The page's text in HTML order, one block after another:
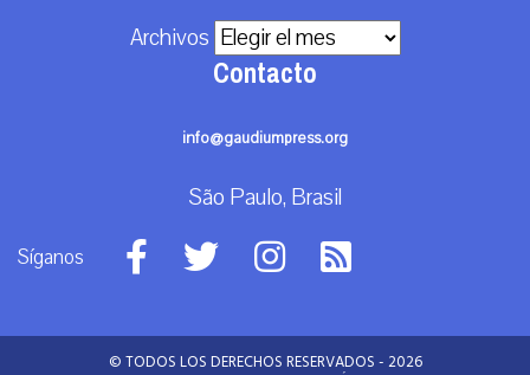
Archivos
Contacto
info@gaudiumpress.org
São Paulo, Brasil
Síganos
© TODOS LOS DERECHOS RESERVADOS - 2026